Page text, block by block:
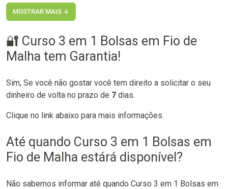
MOSTRAR MAIS ↓
🔐 Curso 3 em 1 Bolsas em Fio de
Malha tem Garantia!
Sim, Se você não gostar você tem direito a solicitar o seu
dinheiro de volta no prazo de 7 dias.
Clique no link abaixo para mais informações.
Até quando Curso 3 em 1 Bolsas em
Fio de Malha estárá disponível?
Não sabemos informar até quando Curso 3 em 1 Bolsas em